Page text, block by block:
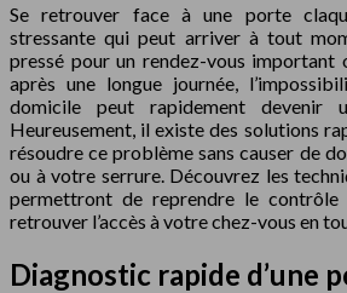
Se retrouver face à une porte
stressante qui peut arriver à tout
pressé pour un rendez-vous important
après une longue journée,
domicile peut rapidement devenir
Heureusement, il existe des solutions
résoudre ce problème sans causer de
ou à votre serrure. Découvrez les
permettront de reprendre le
retrouver l’accès à votre chez-vous en
Diagnostic rapide d’une